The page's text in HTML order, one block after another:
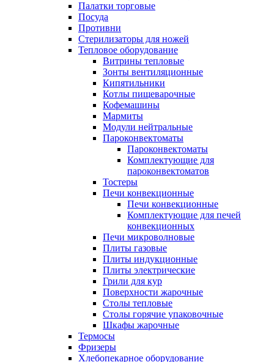
Палатки торговые
Посуда
Противни
Стерилизаторы для ножей
Тепловое оборудование
Витрины тепловые
Зонты вентиляционные
Кипятильники
Котлы пищеварочные
Кофемашины
Мармиты
Модули нейтральные
Пароконвектоматы
Пароконвектоматы
Комплектующие для
пароконвектоматов
Тостеры
Печи конвекционные
Печи конвекционные
Комплектующие для печей
конвекционных
Печи микроволновые
Плиты газовые
Плиты индукционные
Плиты электрические
Грили для кур
Поверхности жарочные
Столы тепловые
Столы горячие упаковочные
Шкафы жарочные
Термосы
Фризеры
Хлебопекарное оборудование